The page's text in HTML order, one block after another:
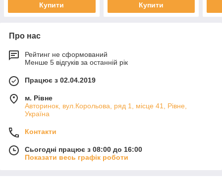
Купити Купити
Про нас
Рейтинг не сформований
Менше 5 відгуків за останній рік
Працює з 02.04.2019
м. Рівне
Авторинок, вул.Корольова, ряд 1, місце 41, Рівне,
Україна
Контакти
Сьогодні працює з 08:00 до 16:00
Показати весь графік роботи